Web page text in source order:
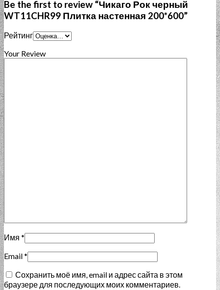
Be the first to review “Чикаго Рок черный
WT11CHR99 Плитка настенная 200*600”
Рейтинг
Your Review
Имя *
Email*
Сохранить моё имя, email и адрес сайта в этом
браузере для последующих моих комментариев.